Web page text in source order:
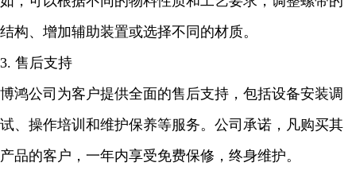
结构、增加辅助装置或选择不同的材质。
3. 售后支持
博鸿公司为客户提供全面的售后支持，包括设备安装调
试、操作培训和维护保养等服务。公司承诺，凡购买其
产品的客户，一年内享受免费保修，终身维护。